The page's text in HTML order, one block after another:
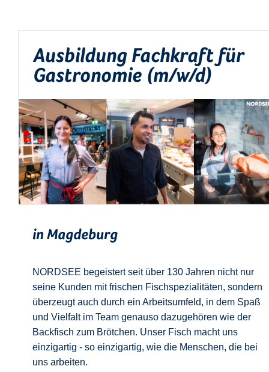
Ausbildung Fachkraft für
Gastronomie (m/w/d)
in Magdeburg
NORDSEE begeistert seit über 130 Jahren nicht nur
seine Kunden mit frischen Fischspezialitäten, sondern
überzeugt auch durch ein Arbeitsumfeld, in dem Spaß
und Vielfalt im Team genauso dazugehören wie der
Backfisch zum Brötchen. Unser Fisch macht uns
einzigartig - so einzigartig, wie die Menschen, die bei
uns arbeiten.